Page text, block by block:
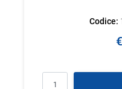
Codice: